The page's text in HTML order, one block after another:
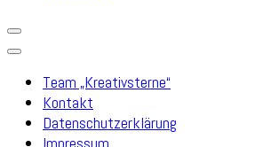
Team „Kreativsterne“
Kontakt
Datenschutzerklärung